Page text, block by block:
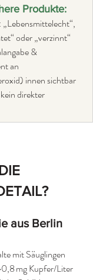
Produkte:
oder „verzinnt“
an
innen sichtbar
aus Berlin
mit Säuglingen
mg Kupfer/Liter